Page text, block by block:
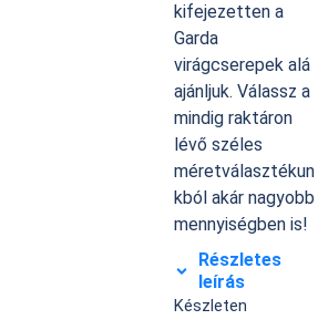
kifejezetten a
Garda
virágcserepek alá
ajánljuk. Válassz a
mindig raktáron
lévő széles
méretválasztékun
kból akár nagyobb
mennyiségben is!
Részletes
leírás
Készleten